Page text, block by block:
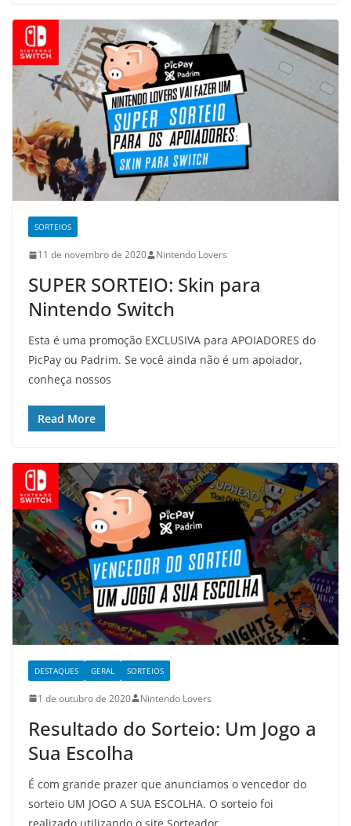
SORTEIOS
11 de novembro de 2020 Nintendo Lovers
SUPER SORTEIO: Skin para
Nintendo Switch
Esta é uma promoção EXCLUSIVA para APOIADORES do
PicPay ou Padrim. Se você ainda não é um apoiador,
conheça nossos
Read More
DESTAQUES GERAL SORTEIOS
1 de outubro de 2020 Nintendo Lovers
Resultado do Sorteio: Um Jogo a
Sua Escolha
É com grande prazer que anunciamos o vencedor do
sorteio UM JOGO A SUA ESCOLHA. O sorteio foi